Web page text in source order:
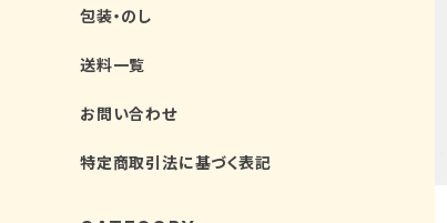
包装・のし
送料一覧
お問い合わせ
特定商取引法に基づく表記